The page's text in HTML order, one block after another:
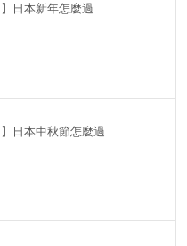
】日本新年怎麼過
】日本中秋節怎麼過